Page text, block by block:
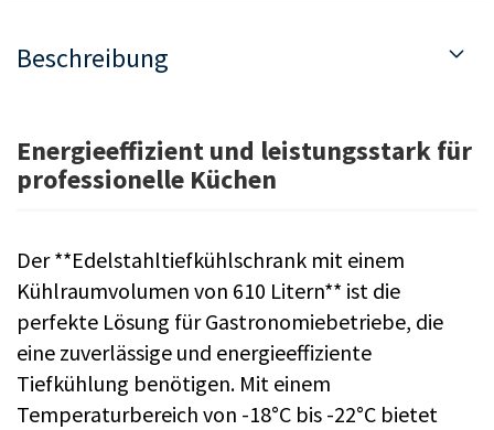
Beschreibung
Energieeffizient und leistungsstark für
professionelle Küchen
Der **Edelstahltiefkühlschrank mit einem
Kühlraumvolumen von 610 Litern** ist die
perfekte Lösung für Gastronomiebetriebe, die
eine zuverlässige und energieeffiziente
Tiefkühlung benötigen. Mit einem
Temperaturbereich von -18°C bis -22°C bietet